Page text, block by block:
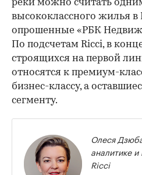
реки можно считать
высококлассного жилья в
опрошенные «РБК
По подсчетам Ricci, в
строящихся на первой
относятся к премиум-
бизнес-классу, а
сегменту.
Олеся
аналитике
Ricci